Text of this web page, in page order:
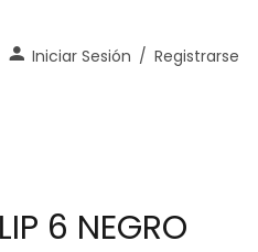
Iniciar Sesión / Registrarse
6 NEGRO